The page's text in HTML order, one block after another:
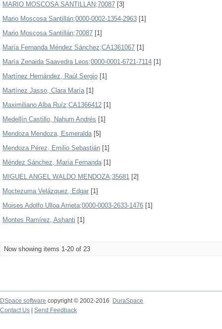
MARIO MOSCOSA SANTILLAN;70087 [3]
Mario Moscosa Santillán;0000-0002-1354-2963 [1]
Mario Moscosa Santillán;70087 [1]
María Fernanda Méndez Sánchez;CA1361067 [1]
María Zenaida Saavedra Leos;0000-0001-6721-7114 [1]
Martínez Hernández, Raúl Sergio [1]
Martínez Jasso, Clara María[1]
Maximiliano Alba Ruíz;CA1366412 [1]
Medellín Castillo, Nahum Andrés [1]
Mendoza Mendoza, Esmeralda[5]
Mendoza Pérez, Emilio Sebastián [1]
Méndez Sánchez, María Fernanda[1]
MIGUEL ANGEL WALDO MENDOZA;35681 [2]
Moctezuma Velázquez, Edgar [1]
Moises Adolfo Ulloa Arrieta;0000-0003-2633-1476 [1]
Montes Ramírez, Ashanti [1]
Now showing items 1-20 of 23
DSpace software copyright © 2002-2016
DuraSpace
Contact Us
Send Feedback